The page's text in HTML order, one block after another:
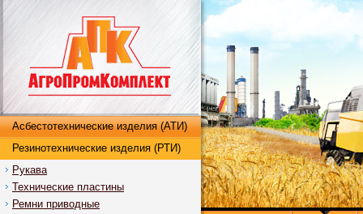
Асбестотехнические изделия (АТИ)
Резинотехнические изделия (РТИ)
Рукава
Технические пластины
Ремни приводные